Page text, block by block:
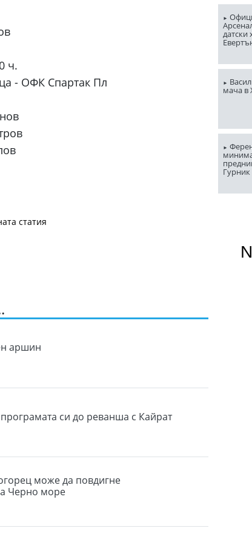
ч.
- ОФК Спартак Пл
статия
аршин
си до реванша с Кайрат
може да повдигне
Черно море
датски
мача в
Гурник